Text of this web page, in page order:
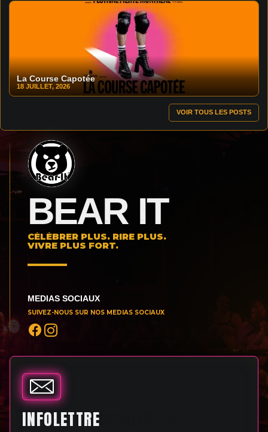
La Course Capotée
18 JUILLET, 2026
VOIR TOUS LES POSTS
BEAR IT
CÉLÉBRER PLUS. RIRE PLUS.
VIVRE PLUS FORT.
MEDIAS SOCIAUX
SUIVEZ-NOUS SUR NOS MEDIAS SOCIAUX
INFOLETTRE